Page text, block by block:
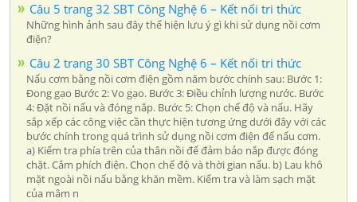
Câu 5 trang 32 SBT Công Nghệ 6 – Kết nối tri thức
Những hình ảnh sau đây thể hiện lưu ý gì khi sử dụng nồi cơm
điện?
Câu 2 trang 30 SBT Công Nghệ 6 – Kết nối tri thức
Nấu cơm bằng nồi cơm điện gồm năm bước chính sau: Bước 1:
Đong gạo Bước 2: Vo gạo. Bước 3: Điều chỉnh lượng nước. Bước
4: Đặt nồi nấu và đóng nắp. Bước 5: Chọn chế độ và nấu. Hãy
sắp xếp các công việc cần thực hiện tương ứng dưới đây với các
bước chính trong quá trình sử dụng nồi cơm điện để nấu cơm.
a) Kiểm tra phía trên của thân nồi để đảm bảo nắp được đóng
chặt. Cắm phích điện. Chọn chế độ và thời gian nấu. b) Lau khô
mặt ngoài nồi nấu bằng khăn mềm. Kiểm tra và làm sạch mặt
của mâm n